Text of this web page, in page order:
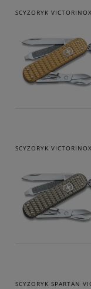
SCYZORYK
SCYZORYK
SCYZORYK SPARTAN